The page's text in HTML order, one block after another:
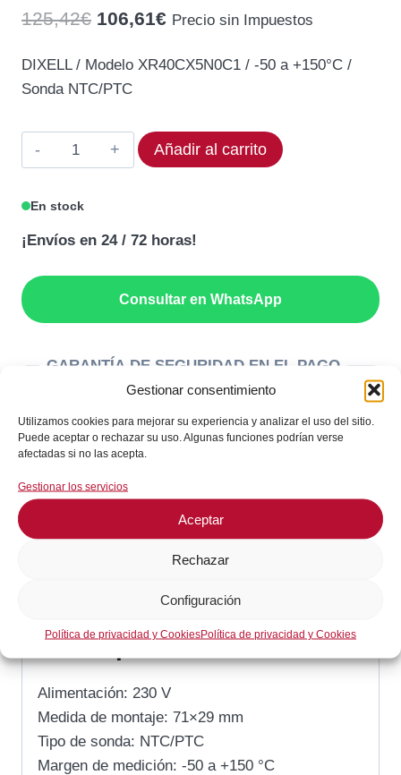
Gestionar consentimiento
Utilizamos cookies para mejorar su experiencia y analizar el uso del sitio.
Puede aceptar o rechazar su uso. Algunas funciones podrían verse
afectadas si no las acepta.
Gestionar los servicios
Aceptar
Rechazar
Configuración
Política de privacidad y CookiesPolítica de privacidad y Cookies
125,42€ El
original
125,42€.
106,61€El
106,61€.
Precio sin Impuestos
DIXELL / Modelo XR40CX5N0C1 / -50 a +150°C /
Sonda NTC/PTC
Termostato
DIXELL
5N0C1
Rango
Añadir al carrito
En stock
¡Envíos en 24 / 72 horas!
Consultar en WhatsApp
GARANTÍA DE SEGURIDAD EN EL PAGO
SKU:XR40CX5N0C1
Frío Comercial / Industrial,Fabricación de Hielo
Cocción
Descripción
Descripción
Alimentación: 230 V
Medida de montaje: 71×29 mm
Tipo de sonda: NTC/PTC
Margen de medición: -50 a +150 °C